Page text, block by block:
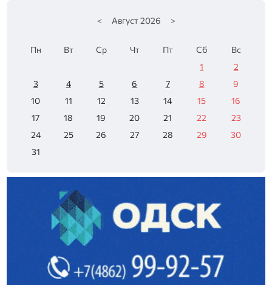
< Август 2026 >
Пн Вт Ср Чт Пт Сб
Вс
1
2
3
4 5 6 7 8
9
10
11 12 13 14 15
16
17
18 19 20 21 22
23
24
25 26 27 28 29
30
31